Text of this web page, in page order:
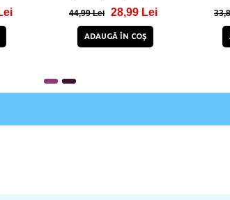
Lei 44,99 Lei 28,99 Lei
ADAUGĂ ÎN COŞ